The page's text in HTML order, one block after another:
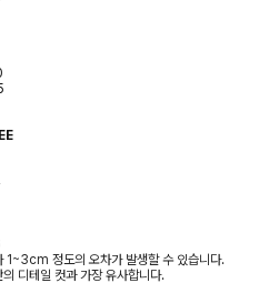
1~3cm 정도의 오차가 발생할 수 있습니다.
디테일 컷과 가장 유사합니다.